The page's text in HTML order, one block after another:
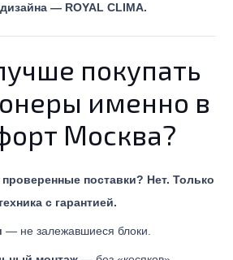
— ROYAL CLIMA.
покупать
именно в
Москва?
поставки? Нет. Только
с гарантией.
— не залежавшиеся блоки.